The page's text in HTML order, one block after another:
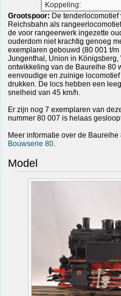
Koppeling:
Grootspoor: De
Reichsbahn als
de voor rangeerwerk ingezette
ouderdom niet krachtig genoeg
exemplaren gebouwd (80 001 t/
Jungenthal, Union in
ontwikkeling van de Baureihe 80
eenvoudige en zuinige
drukken. De locs hebben een
snelheid van 45 km/h.
Er zijn nog 7 exemplaren van
nummer 80 007 is helaas
Meer informatie over de
Bouwserie 80.
Model